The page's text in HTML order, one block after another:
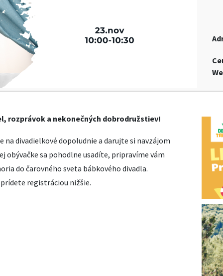
rozprávok a nekonečných dobrodružstiev!
na divadielkové dopoludnie a darujte si navzájom
obývačke sa pohodlne usadíte, pripravíme vám
do čarovného sveta bábkového divadla.
registráciou nižšie.